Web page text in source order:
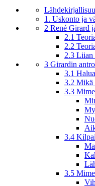
1. Uskonto ja
2 René Girard
2.1
2.2
2.3 Liian
3 Girardin
3.1
3.2 Mikä
3.3
3.4
3.5